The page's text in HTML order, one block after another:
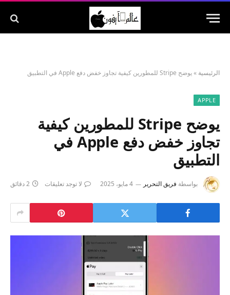
الرئيسية »يوضح Stripe للمطورين كيفية تجاوز خفض دفع Apple في التطبيق
APPLE
يوضح Stripe للمطورين كيفية
تجاوز خفض دفع Apple في
التطبيق
بواسطة فريق التحرير 4 مايو، 2025 لا توجد تعليقات 2 دقائق